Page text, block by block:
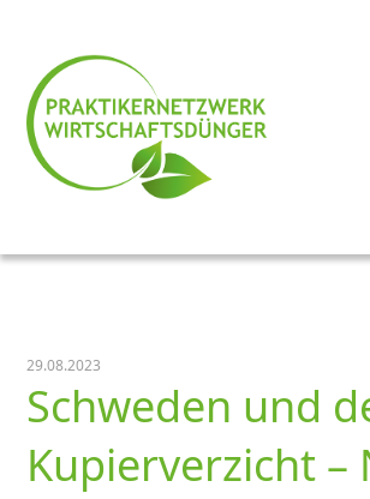
29.08.2023
Schweden und
Kupierverzicht –